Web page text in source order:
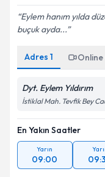
Eylem hanım yılda
buçuk ayda...
Adres 1
Dyt. Eylem Yıldırım
İstiklal Mah. Tevfik Bey
En Yakın Saatler
Yarın
09:00